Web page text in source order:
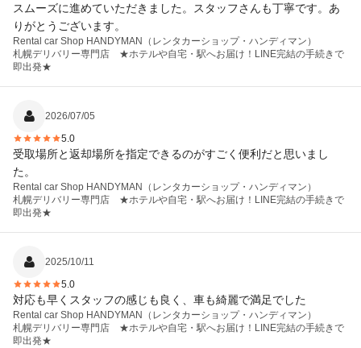
スムーズに進めていただきました。スタッフさんも丁寧です。あ
りがとうございます。
Rental car Shop HANDYMAN（レンタカーショップ・ハンディマン）
札幌デリバリー専門店 ★ホテルや自宅・駅へお届け！LINE完結の手続きで
即出発★
2026/07/05
5.0
受取場所と返却場所を指定できるのがすごく便利だと思いまし
た。
Rental car Shop HANDYMAN（レンタカーショップ・ハンディマン）
札幌デリバリー専門店 ★ホテルや自宅・駅へお届け！LINE完結の手続きで
即出発★
2025/10/11
5.0
対応も早くスタッフの感じも良く、車も綺麗で満足でした
Rental car Shop HANDYMAN（レンタカーショップ・ハンディマン）
札幌デリバリー専門店 ★ホテルや自宅・駅へお届け！LINE完結の手続きで
即出発★